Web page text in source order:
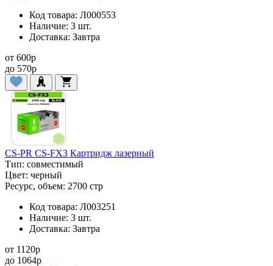
Код товара: Л000553
Наличие: 3 шт.
Доставка: Завтра
от 600p
до 570p
CS-PR CS-FX3 Картридж лазерный
Тип: совместимый
Цвет: черный
Ресурс, объем: 2700 стр
Код товара: Л003251
Наличие: 3 шт.
Доставка: Завтра
от 1120p
до 1064p